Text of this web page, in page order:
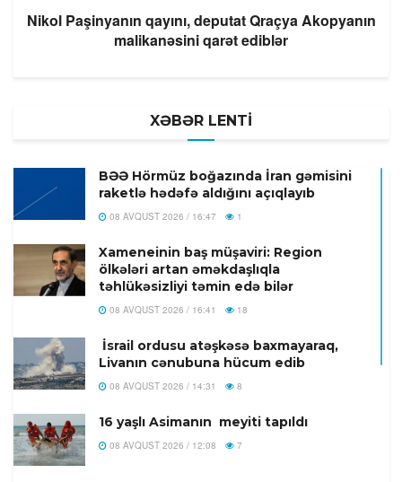
Nikol Paşinyanın qayını, deputat Qraçya Akopyanın
malikanəsini qarət ediblər
XƏBƏR LENTİ
BƏƏ Hörmüz boğazında İran gəmisini
raketlə hədəfə aldığını açıqlayıb
08 AVQUST 2026 / 16:47 1
Xameneinin baş müşaviri: Region
ölkələri artan əməkdaşlıqla
təhlükəsizliyi təmin edə bilər
08 AVQUST 2026 / 16:41 18
İsrail ordusu atəşkəsə baxmayaraq,
Livanın cənubuna hücum edib
08 AVQUST 2026 / 14:31 8
16 yaşlı Asimanın meyiti tapıldı
08 AVQUST 2026 / 12:08 7